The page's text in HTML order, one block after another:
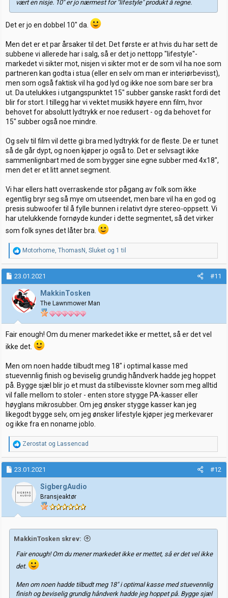
vært en nisje. 10" er jo nærmest for "lifestyle" produkt å regne.
Det er jo en dobbel 10" da.
Men det er et par årsaker til det. Det første er at hvis du har sett de
subbene vi allerede har i salg, så er det jo nettopp "lifestyle"-
markedet vi sikter mot, nisjen vi sikter mot er de som vil ha noe som
partneren kan godta i stua (eller en selv om man er interiørbevisst),
men som også faktisk vil ha god lyd og ikke noe som bare ser bra
ut. Da utelukkes i utgangspunktet 15" subber ganske raskt fordi det
blir for stort. I tillegg har vi vektet musikk høyere enn film, hvor
behovet for absolutt lydtrykk er noe redusert - og da behovet for
15" subber også noe mindre.
Og selv til film vil dette gi bra med lydtrykk for de fleste. De er tunet
så de går dypt, og noen kjøper jo også to. Det er selvsagt ikke
sammenlignbart med de som bygger sine egne subber med 4x18",
men det er et litt annet segment.
Vi har ellers hatt overraskende stor pågang av folk som ikke
egentlig bryr seg så mye om utseendet, men bare vil ha en god og
presis subwoofer til å fylle bunnen i relativt dyre stereo-oppsett. Vi
har utelukkende fornøyde kunder i dette segmentet, så det virker
som folk synes det låter bra.
R
e
a
k
s
j
o
n
e
r
:
Motorhome, ThomasN , Sluket og 1 til
23.01.2021 #11
MakkinTosken
The Lawnmower Man
Fair enough! Om du mener markedet ikke er mettet, så er det vel
ikke det.
Men om noen hadde tilbudt meg 18" i optimal kasse med
stuevennlig finish og beviselig grundig håndverk hadde jeg hoppet
på. Bygge sjæl blir jo et must da stilbevisste klovner som meg alltid
vil falle mellom to stoler - enten store stygge PA-kasser eller
høyglans mikrosubber. Om jeg ønsker stygge kasser kan jeg
likegodt bygge selv, om jeg ønsker lifestyle kjøper jeg merkevarer
og ikke fra en noname joblo.
R
e
a
k
s
j
o
e
r
Zerostat og Lassencad
23.01.2021 #12
SigbergAudio
Bransjeaktør
MakkinTosken skrev:
Fair enough! Om du mener markedet ikke er mettet, så er det vel ikke
det.
Men om noen hadde tilbudt meg 18" i optimal kasse med stuevennlig
finish og beviselig grundig håndverk hadde jeg hoppet på. Bygge sjæl